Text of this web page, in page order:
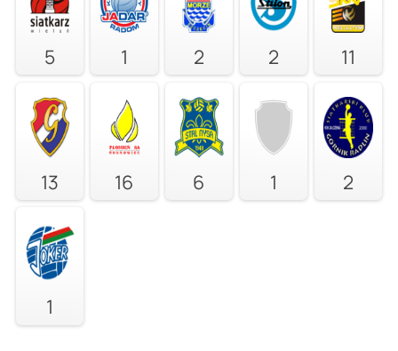
5 1 2 2 11
13 16 6 1 2
1